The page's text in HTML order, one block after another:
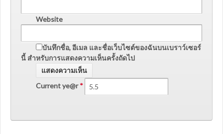
Website
บันทึกชื่อ, อีเมล และชื่อเว็บไซต์ของฉันบนเบราว์เซอร์
นี้ สำหรับการแสดงความเห็นครั้งถัดไป
Current ye@r*